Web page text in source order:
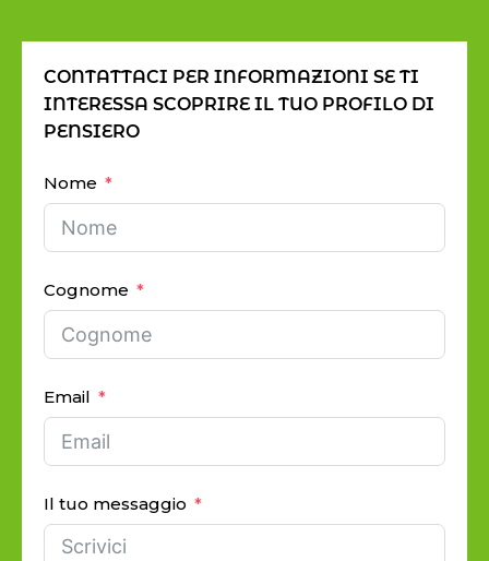
CONTATTACI PER INFORMAZIONI SE TI
INTERESSA SCOPRIRE IL TUO PROFILO DI
PENSIERO
Nome
Cognome
Email
Il tuo messaggio